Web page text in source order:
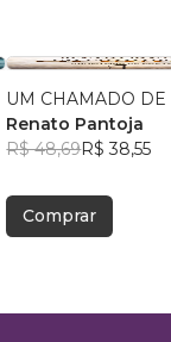
UM CHAMADO
Renato Pantoja
R$ 48,69R$ 38,55
Comprar